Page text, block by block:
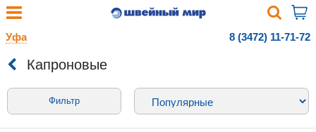
Уфа 8 (3472) 11-71-72
Капроновые
Фильтр